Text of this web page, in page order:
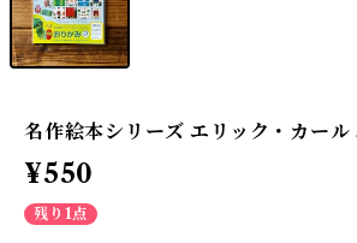
名作絵本シリーズ エリック・カール
¥550
残り1点